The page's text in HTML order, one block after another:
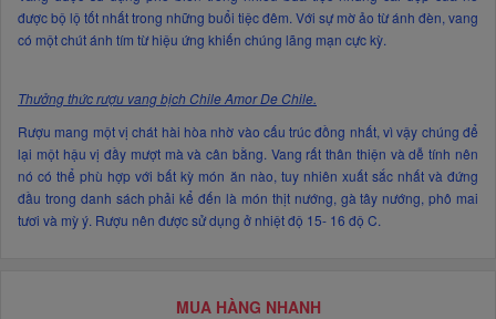
được bộ lộ tốt nhất trong những buổi tiệc đêm. Với sự mờ ảo từ ánh đèn, vang
có một chút ánh tím từ hiệu ứng khiến chúng lãng mạn cực kỳ.
Thưởng thức rượu vang bịch Chile Amor De Chile.
Rượu mang một vị chát hài hòa nhờ vào cấu trúc đồng nhất, vì vậy chúng để
lại một hậu vị đầy mượt mà và cân bằng. Vang rất thân thiện và dễ tính nên
nó có thể phù hợp với bất kỳ món ăn nào, tuy nhiên xuất sắc nhất và đứng
đầu trong danh sách phải kể đến là món thịt nướng, gà tây nướng, phô mai
tươi và mỳ ý. Rượu nên được sử dụng ở nhiệt độ 15- 16 độ C.
MUA HÀNG NHANH